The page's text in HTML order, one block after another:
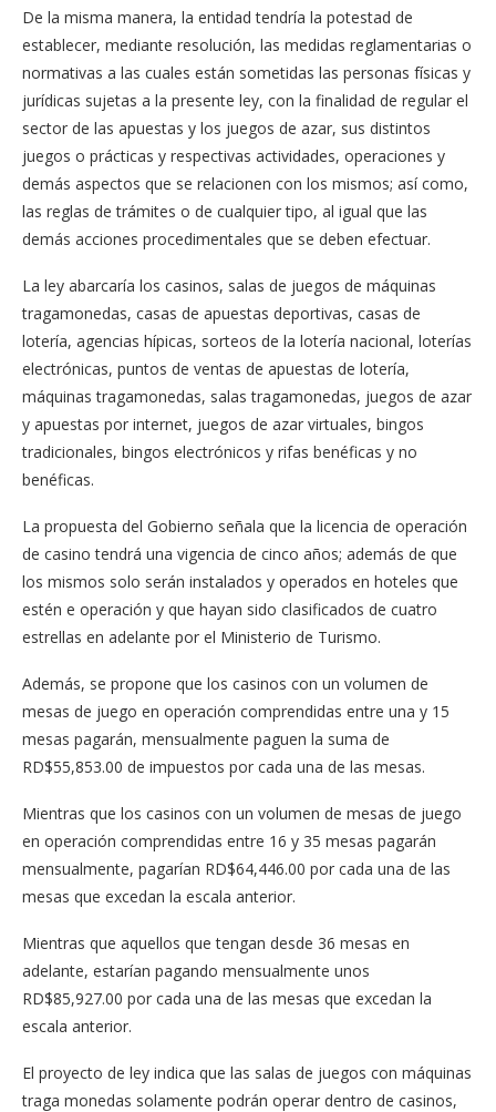
De la misma manera, la entidad tendría la potestad de
establecer, mediante resolución, las medidas reglamentarias o
normativas a las cuales están sometidas las personas físicas y
jurídicas sujetas a la presente ley, con la finalidad de regular el
sector de las apuestas y los juegos de azar, sus distintos
juegos o prácticas y respectivas actividades, operaciones y
demás aspectos que se relacionen con los mismos; así como,
las reglas de trámites o de cualquier tipo, al igual que las
demás acciones procedimentales que se deben efectuar.
La ley abarcaría los casinos, salas de juegos de máquinas
tragamonedas, casas de apuestas deportivas, casas de
lotería, agencias hípicas, sorteos de la lotería nacional, loterías
electrónicas, puntos de ventas de apuestas de lotería,
máquinas tragamonedas, salas tragamonedas, juegos de azar
y apuestas por internet, juegos de azar virtuales, bingos
tradicionales, bingos electrónicos y rifas benéficas y no
benéficas.
La propuesta del Gobierno señala que la licencia de operación
de casino tendrá una vigencia de cinco años; además de que
los mismos solo serán instalados y operados en hoteles que
estén e operación y que hayan sido clasificados de cuatro
estrellas en adelante por el Ministerio de Turismo.
Además, se propone que los casinos con un volumen de
mesas de juego en operación comprendidas entre una y 15
mesas pagarán, mensualmente paguen la suma de
RD$55,853.00 de impuestos por cada una de las mesas.
Mientras que los casinos con un volumen de mesas de juego
en operación comprendidas entre 16 y 35 mesas pagarán
mensualmente, pagarían RD$64,446.00 por cada una de las
mesas que excedan la escala anterior.
Mientras que aquellos que tengan desde 36 mesas en
adelante, estarían pagando mensualmente unos
RD$85,927.00 por cada una de las mesas que excedan la
escala anterior.
El proyecto de ley indica que las salas de juegos con máquinas
traga monedas solamente podrán operar dentro de casinos,